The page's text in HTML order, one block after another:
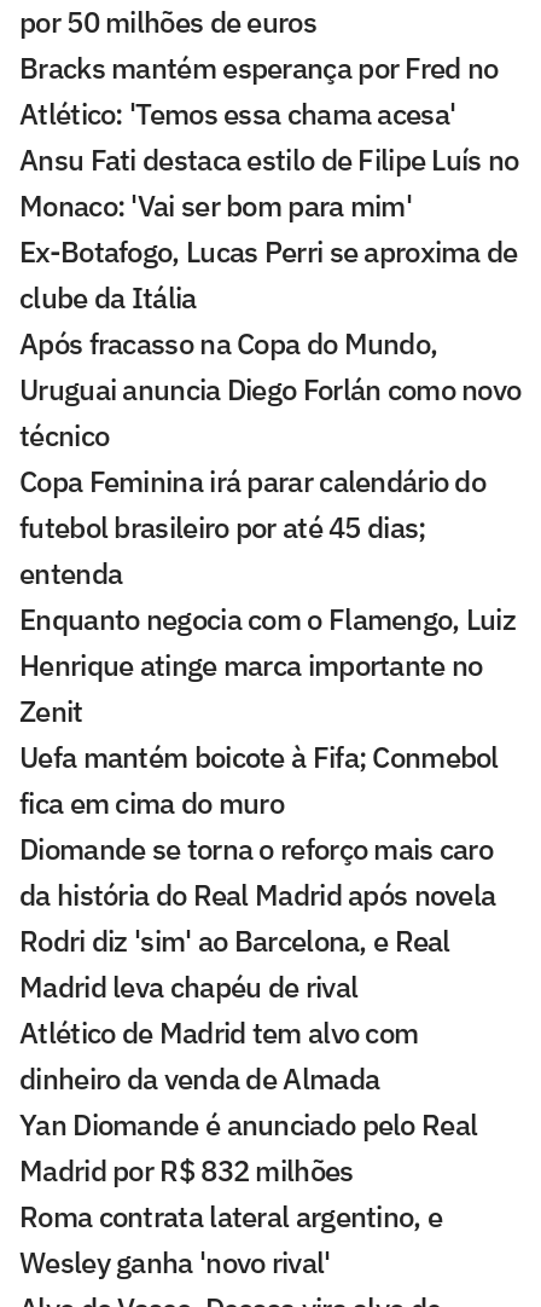
por 50 milhões de euros
Bracks mantém esperança por Fred no
Atlético: 'Temos essa chama acesa'
Ansu Fati destaca estilo de Filipe Luís no
Monaco: 'Vai ser bom para mim'
Ex-Botafogo, Lucas Perri se aproxima de
clube da Itália
Após fracasso na Copa do Mundo,
Uruguai anuncia Diego Forlán como novo
técnico
Copa Feminina irá parar calendário do
futebol brasileiro por até 45 dias;
entenda
Enquanto negocia com o Flamengo, Luiz
Henrique atinge marca importante no
Zenit
Uefa mantém boicote à Fifa; Conmebol
fica em cima do muro
Diomande se torna o reforço mais caro
da história do Real Madrid após novela
Rodri diz 'sim' ao Barcelona, e Real
Madrid leva chapéu de rival
Atlético de Madrid tem alvo com
dinheiro da venda de Almada
Yan Diomande é anunciado pelo Real
Madrid por R$ 832 milhões
Roma contrata lateral argentino, e
Wesley ganha 'novo rival'